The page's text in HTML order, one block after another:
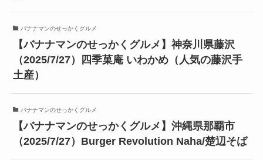
バナナマンのせっかくグルメ
【バナナマンのせっかくグルメ】神奈川県藤沢
（2025/7/27）四季菓庵 いわかめ（人気の藤沢手
土産）
バナナマンのせっかくグルメ
【バナナマンのせっかくグルメ】沖縄県那覇市
（2025/7/27）Burger Revolution Naha/楚辺そば